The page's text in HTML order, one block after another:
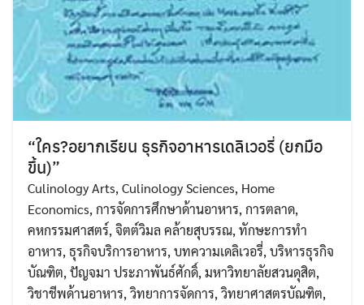
“ใคร?อยากเรียน ธุรกิจอาหารเดลิเวอรี่ (ยกมือ
ขึ้น)”
Culinology Arts, Culinology Sciences, Home
Economics, การจัดการศึกษาด้านอาหาร, การตลาด,
คหกรรมศาสตร์, จิตต์วิมล คล้ายสุบรรณ, ทักษะการทำ
อาหาร, ธุรกิจบริการอาหาร, บทความเดลิเวอรี่, บริหารธุรกิจ
บัณฑิต, ปัญจมา ประภาพันธ์ศักดิ์, มหาวิทยาลัยสวนดุสิต,
วิชาชีพด้านอาหาร,วิทยาการจัดการ,วิทยาศาสตรบัณฑิต,